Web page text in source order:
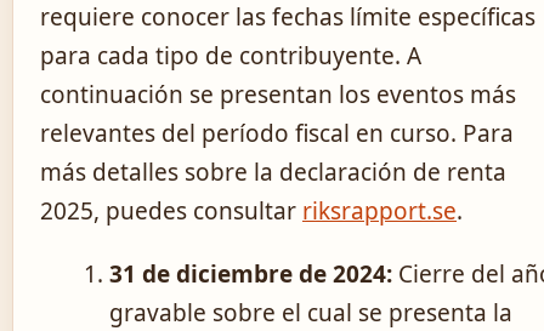
requiere conocer las fechas límite específicas
para cada tipo de contribuyente. A
continuación se presentan los eventos más
relevantes del período fiscal en curso. Para
más detalles sobre la declaración de renta
2025, puedes consultar riksrapport.se.
31 de diciembre de 2024: Cierre del
gravable sobre el cual se presenta la